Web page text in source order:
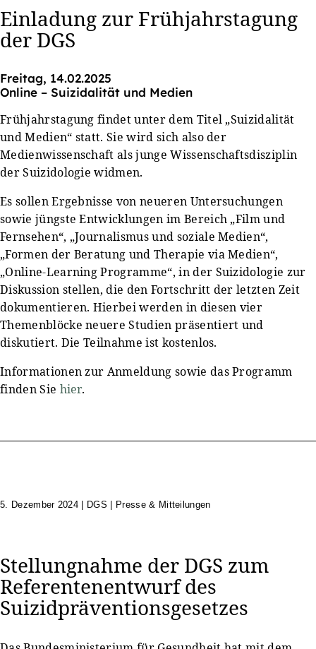
Einladung zur Frühjahrstagung
der DGS
Freitag, 14.02.2025
Online – Suizidalität und Medien
Frühjahrstagung findet unter dem Titel „Suizidalität
und Medien“ statt. Sie wird sich also der
Medienwissenschaft als junge Wissenschaftsdisziplin
der Suizidologie widmen.
Es sollen Ergebnisse von neueren Untersuchungen
sowie jüngste Entwicklungen im Bereich „Film und
Fernsehen“, „Journalismus und soziale Medien“,
„Formen der Beratung und Therapie via Medien“,
„Online-Learning Programme“, in der Suizidologie zur
Diskussion stellen, die den Fortschritt der letzten Zeit
dokumentieren. Hierbei werden in diesen vier
Themenblöcke neuere Studien präsentiert und
diskutiert. Die Teilnahme ist kostenlos.
Informationen zur Anmeldung sowie das Programm
finden Sie hier.
5. Dezember 2024 DGS | Presse & Mitteilungen
Stellungnahme der DGS zum
Referentenentwurf des
Suizidpräventionsgesetzes